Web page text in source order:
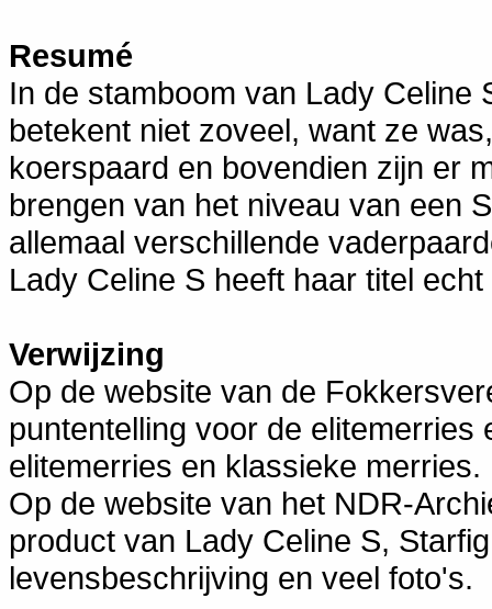
Resumé
In de stamboom van Lady Celine
betekent niet zoveel, want ze
koerspaard en bovendien zijn er
brengen van het niveau van een
allemaal verschillende
Lady Celine S heeft haar titel
Verwijzing
Op de website van de
puntentelling voor de
elitemerries en klassieke merries.
Op de website van het NDR-
product van Lady Celine S,
levensbeschrijving en veel foto's.